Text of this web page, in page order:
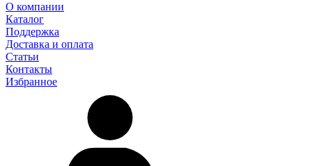
О компании
Каталог
Поддержка
Доставка и оплата
Статьи
Контакты
Избранное